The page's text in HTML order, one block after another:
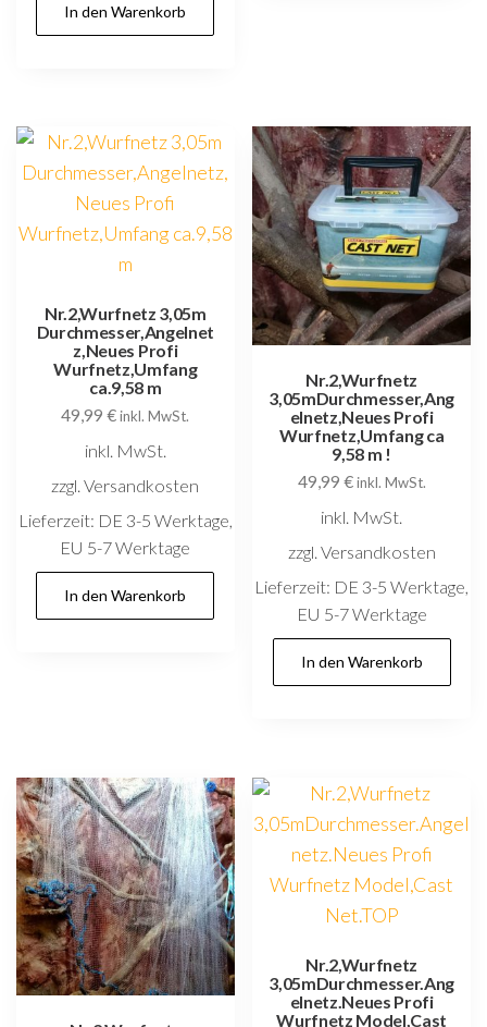
In den Warenkorb
Nr.2,Wurfnetz 3,05m
Durchmesser,Angelnet
z,Neues Profi
Wurfnetz,Umfang
ca.9,58 m
49,99€ inkl. MwSt.
inkl. MwSt.
zzgl. Versandkosten
Lieferzeit: DE 3-5 Werktage,
EU 5-7 Werktage
In den Warenkorb
Nr.2,Wurfnetz
3,05mDurchmesser,Ang
elnetz,Neues Profi
Wurfnetz,Umfang ca
9,58 m !
49,99 € inkl. MwSt.
inkl. MwSt.
zzgl. Versandkosten
Lieferzeit: DE 3-5 Werktage,
EU 5-7 Werktage
In den Warenkorb
Nr.2,Wurfnetz
3,05mDurchmesser.Ang
elnetz.Neues Profi
Wurfnetz Model,Cast